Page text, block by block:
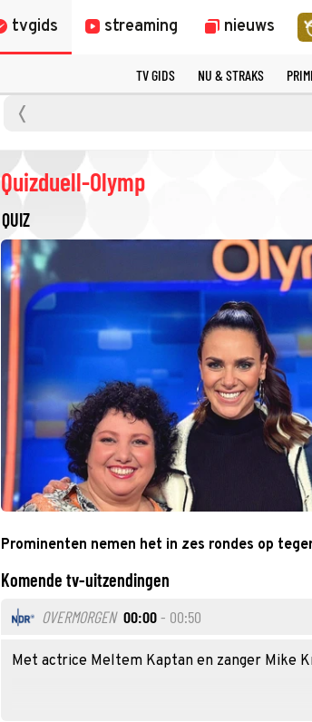
tvgids streaming nieuws
TV GIDS NU & STRAKS
Quizduell-Olymp
QUIZ
Prominenten nemen het in zes rondes op
Komende tv-uitzendingen
OVERMORGEN 00:00- 00:50
Met actrice Meltem Kaptan en zanger Mike